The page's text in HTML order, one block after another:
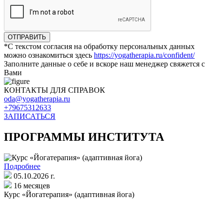
ОТПРАВИТЬ
*С текстом согласия на обработку персональных данных
можно ознакомиться здесь https://yogatherapia.ru/confident/
Заполните данные о себе и вскоре наш менеджер свяжется с
Вами
КОНТАКТЫ ДЛЯ СПРАВОК
oda@yogatherapia.ru
+79675312633
ЗАПИСАТЬСЯ
ПРОГРАММЫ ИНСТИТУТА
Подробнее
05.10.2026 г.
16 месяцев
Курс «Йогатерапия» (адаптивная йога)